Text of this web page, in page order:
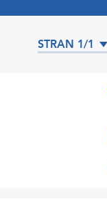
STRAN 1/1